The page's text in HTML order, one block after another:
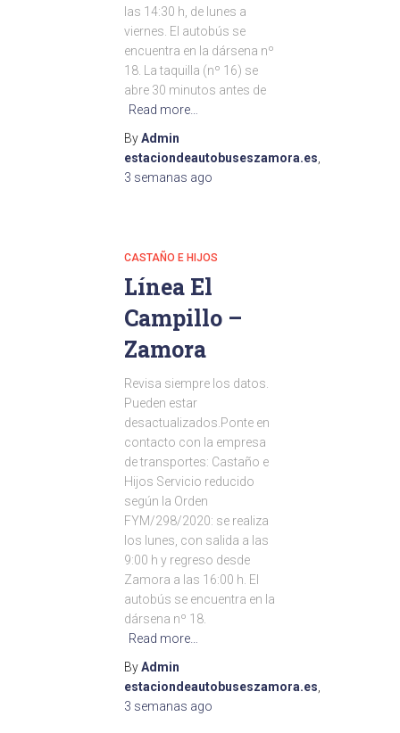
las 14:30 h, de lunes a
viernes. El autobús se
encuentra en la dársena nº
18. La taquilla (nº 16) se
abre 30 minutos antes de
Read more…
ByAdmin
estaciondeautobuseszamora.es
3 semanas ago
CASTAÑO E HIJOS
Línea El
Campillo –
Zamora
Revisa siempre los datos.
Pueden estar
desactualizados.Ponte en
contacto con la empresa
de transportes: Castaño e
Hijos Servicio reducido
según la Orden
FYM/298/2020: se realiza
los lunes, con salida a las
9:00 h y regreso desde
Zamora a las 16:00 h. El
autobús se encuentra en la
dársena nº 18.
Read more…
ByAdmin
estaciondeautobuseszamora.es
3 semanas ago